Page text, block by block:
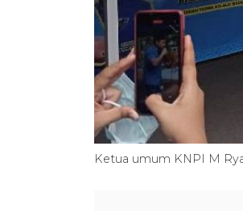
Ketua umum KNPI M